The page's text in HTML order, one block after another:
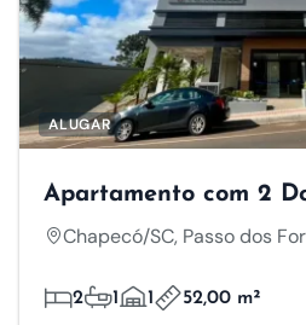
ALUGAR
Apartamento com 2
Chapecó/SC, Passo dos
2 1 1 52,00 m²